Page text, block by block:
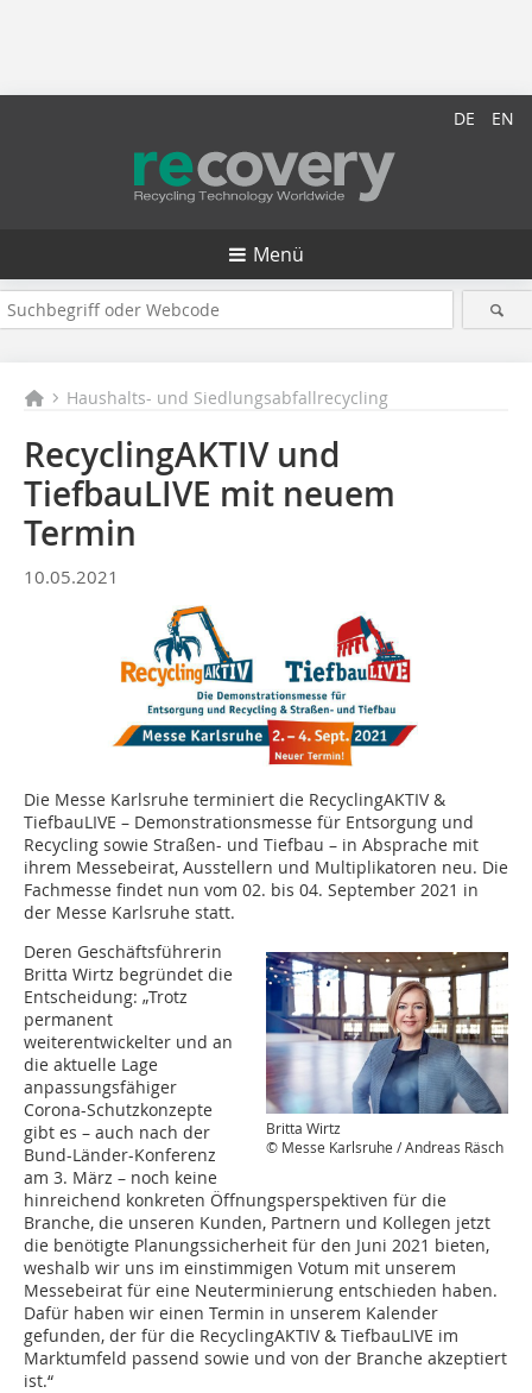
DE EN
Menü
Haushalts- und Siedlungsabfallrecycling
RecyclingAKTIV und
TiefbauLIVE mit neuem
Termin
10.05.2021
Die Messe Karlsruhe terminiert die RecyclingAKTIV &
TiefbauLIVE – Demonstrationsmesse für Entsorgung und
Recycling sowie Straßen- und Tiefbau – in Absprache mit
ihrem Messebeirat, Ausstellern und Multiplikatoren neu. Die
Fachmesse findet nun vom 02. bis 04. September 2021 in
der Messe Karlsruhe statt.
Britta Wirtz
© Messe Karlsruhe / Andreas Räsch
Deren Geschäftsführerin
Britta Wirtz begründet die
Entscheidung: „Trotz
permanent
weiterentwickelter und an
die aktuelle Lage
anpassungsfähiger
Corona-Schutzkonzepte
gibt es – auch nach der
Bund-Länder-Konferenz
am 3. März – noch keine
hinreichend konkreten Öffnungsperspektiven für die
Branche, die unseren Kunden, Partnern und Kollegen jetzt
die benötigte Planungssicherheit für den Juni 2021 bieten,
weshalb wir uns im einstimmigen Votum mit unserem
Messebeirat für eine Neuterminierung entschieden haben.
Dafür haben wir einen Termin in unserem Kalender
gefunden, der für die RecyclingAKTIV & TiefbauLIVE im
Marktumfeld passend sowie und von der Branche akzeptiert
ist.“